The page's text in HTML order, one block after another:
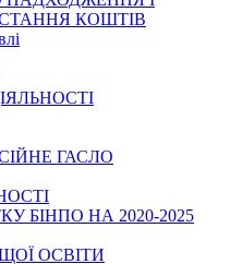
КОШТІВ
ГАСЛО
БІНПО НА 2020-2025
ОСВІТИ